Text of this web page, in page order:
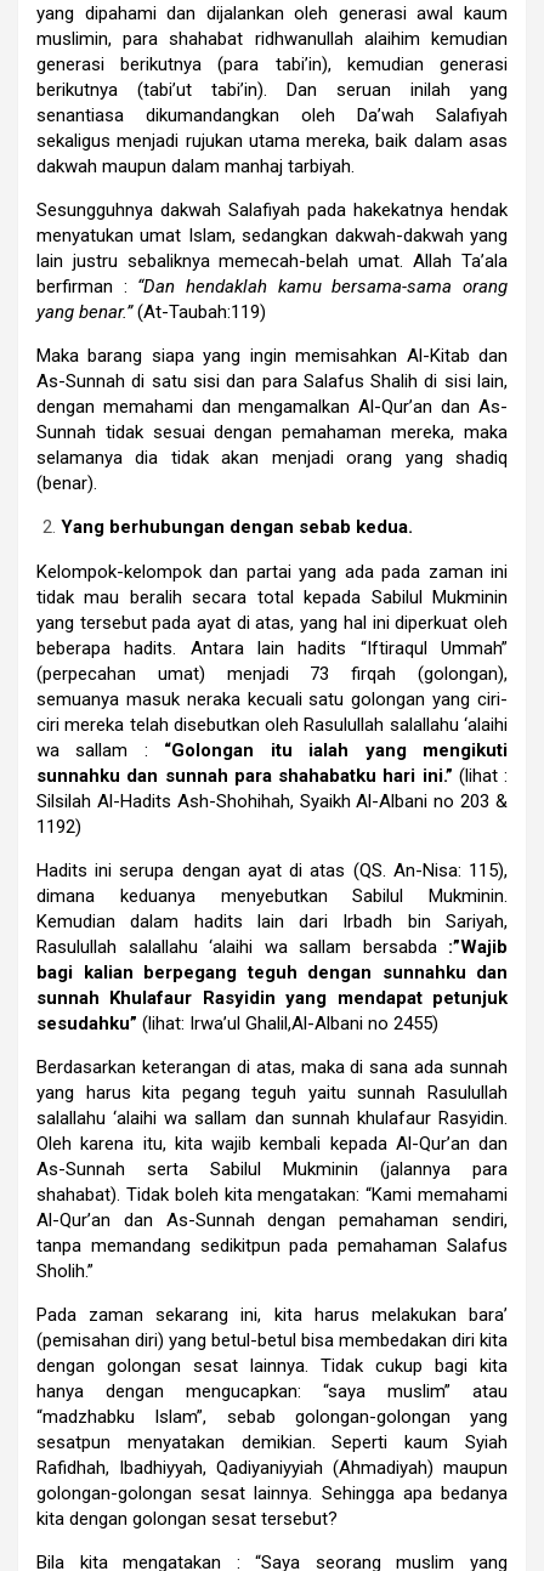
yang dipahami dan dijalankan oleh generasi awal kaum
muslimin, para shahabat ridhwanullah alaihim kemudian
generasi berikutnya (para tabi’in), kemudian generasi
berikutnya (tabi’ut tabi’in). Dan seruan inilah yang
senantiasa dikumandangkan oleh Da’wah Salafiyah
sekaligus menjadi rujukan utama mereka, baik dalam asas
dakwah maupun dalam manhaj tarbiyah.
Sesungguhnya dakwah Salafiyah pada hakekatnya hendak
menyatukan umat Islam, sedangkan dakwah-dakwah yang
lain justru sebaliknya memecah-belah umat. Allah Ta’ala
berfirman : “Dan hendaklah kamu bersama-sama orang
yang benar.”(At-Taubah:119)
Maka barang siapa yang ingin memisahkan Al-Kitab dan
As-Sunnah di satu sisi dan para Salafus Shalih di sisi lain,
dengan memahami dan mengamalkan Al-Qur’an dan As-
Sunnah tidak sesuai dengan pemahaman mereka, maka
selamanya dia tidak akan menjadi orang yang shadiq
(benar).
Yang berhubungan dengan sebab kedua.
Kelompok-kelompok dan partai yang ada pada zaman ini
tidak mau beralih secara total kepada Sabilul Mukminin
yang tersebut pada ayat di atas, yang hal ini diperkuat oleh
beberapa hadits. Antara lain hadits “Iftiraqul Ummah”
(perpecahan umat) menjadi 73 firqah (golongan),
semuanya masuk neraka kecuali satu golongan yang ciri-
ciri mereka telah disebutkan oleh Rasulullah salallahu ‘alaihi
wa sallam : “Golongan itu ialah yang mengikuti
sunnahku dan sunnah para shahabatku hari ini.” (lihat :
Silsilah Al-Hadits Ash-Shohihah, Syaikh Al-Albani no 203 &
1192)
Hadits ini serupa dengan ayat di atas (QS. An-Nisa: 115),
dimana keduanya menyebutkan Sabilul Mukminin.
Kemudian dalam hadits lain dari Irbadh bin Sariyah,
Rasulullah salallahu ‘alaihi wa sallam bersabda :”Wajib
bagi kalian berpegang teguh dengan sunnahku dan
sunnah Khulafaur Rasyidin yang mendapat petunjuk
sesudahku” (lihat: Irwa’ul Ghalil,Al-Albani no 2455)
Berdasarkan keterangan di atas, maka di sana ada sunnah
yang harus kita pegang teguh yaitu sunnah Rasulullah
salallahu ‘alaihi wa sallam dan sunnah khulafaur Rasyidin.
Oleh karena itu, kita wajib kembali kepada Al-Qur’an dan
As-Sunnah serta Sabilul Mukminin (jalannya para
shahabat). Tidak boleh kita mengatakan: “Kami memahami
Al-Qur’an dan As-Sunnah dengan pemahaman sendiri,
tanpa memandang sedikitpun pada pemahaman Salafus
Sholih.”
Pada zaman sekarang ini, kita harus melakukan bara’
(pemisahan diri) yang betul-betul bisa membedakan diri kita
dengan golongan sesat lainnya. Tidak cukup bagi kita
hanya dengan mengucapkan: “saya muslim” atau
“madzhabku Islam”, sebab golongan-golongan yang
sesatpun menyatakan demikian. Seperti kaum Syiah
Rafidhah, Ibadhiyyah, Qadiyaniyyiah (Ahmadiyah) maupun
golongan-golongan sesat lainnya. Sehingga apa bedanya
kita dengan golongan sesat tersebut?
Bila kita mengatakan : “Saya seorang muslim yang